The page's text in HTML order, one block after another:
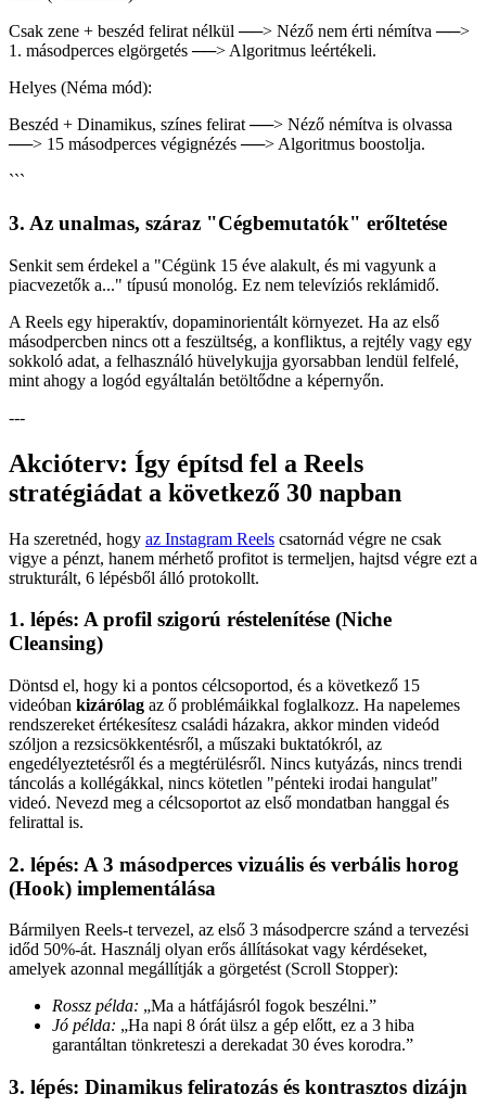
Csak zene + beszéd felirat nélkül ──> Néző nem érti némítva ──>
1. másodperces elgörgetés ──> Algoritmus leértékeli.
Helyes (Néma mód):
Beszéd + Dinamikus, színes felirat ──> Néző némítva is olvassa
──> 15 másodperces végignézés ──> Algoritmus boostolja.
```
3. Az unalmas, száraz "Cégbemutatók" erőltetése
Senkit sem érdekel a "Cégünk 15 éve alakult, és mi vagyunk a
piacvezetők a..." típusú monológ. Ez nem televíziós reklámidő.
A Reels egy hiperaktív, dopaminorientált környezet. Ha az első
másodpercben nincs ott a feszültség, a konfliktus, a rejtély vagy egy
sokkoló adat, a felhasználó hüvelykujja gyorsabban lendül felfelé,
mint ahogy a logód egyáltalán betöltődne a képernyőn.
---
Akcióterv: Így építsd fel a Reels
stratégiádat a következő 30 napban
Ha szeretnéd, hogy az Instagram Reels csatornád végre ne csak
vigye a pénzt, hanem mérhető profitot is termeljen, hajtsd végre ezt a
strukturált, 6 lépésből álló protokollt.
1. lépés: A profil szigorú réstelenítése (Niche
Cleansing)
Döntsd el, hogy ki a pontos célcsoportod, és a következő 15
videóban kizárólag az ő problémáikkal foglalkozz. Ha napelemes
rendszereket értékesítesz családi házakra, akkor minden videód
szóljon a rezsicsökkentésről, a műszaki buktatókról, az
engedélyeztetésről és a megtérülésről. Nincs kutyázás, nincs trendi
táncolás a kollégákkal, nincs kötetlen "pénteki irodai hangulat"
videó. Nevezd meg a célcsoportot az első mondatban hanggal és
felirattal is.
2. lépés: A 3 másodperces vizuális és verbális horog
(Hook) implementálása
Bármilyen Reels-t tervezel, az első 3 másodpercre szánd a tervezési
időd 50%-át. Használj olyan erős állításokat vagy kérdéseket,
amelyek azonnal megállítják a görgetést (Scroll Stopper):
Rossz példa: „Ma a hátfájásról fogok beszélni.”
Jó példa: „Ha napi 8 órát ülsz a gép előtt, ez a 3 hiba
garantáltan tönkreteszi a derekadat 30 éves korodra.”
3. lépés: Dinamikus feliratozás és kontrasztos dizájn